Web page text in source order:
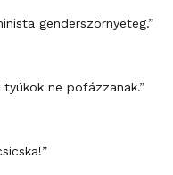
genderszörnyeteg.”
ne pofázzanak.”